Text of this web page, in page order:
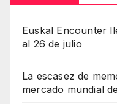
Euskal Encounter
al 26 de julio
La escasez de
mercado mundial